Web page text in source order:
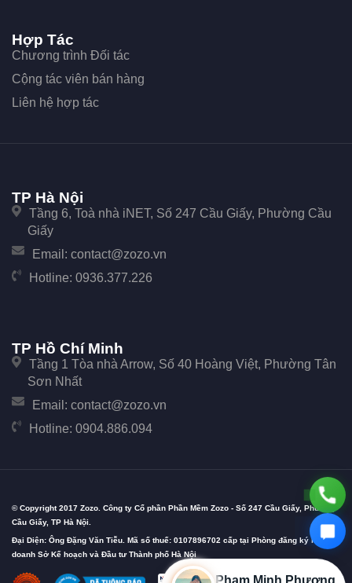
Hợp Tác
Chương trình Đối tác
Cộng tác viên bán hàng
Liên hệ hợp tác
TP Hà Nội
Tầng 6, Toà nhà iNET, Số 247 Cầu Giấy, Phường Cầu
Giấy
Email: contact@zozo.vn
Hotline: 0936.377.226
TP Hồ Chí Minh
Tầng 1 Tòa nhà Arrow, Số 40 Hoàng Việt, Phường Tân
Sơn Nhất
Email: contact@zozo.vn
Hotline: 0904.886.094
© Copyright 2017 Zozo. Công ty Cổ phần Phần Mềm Zozo - Số 247 Cầu Giấy, Phường
Cầu Giấy, TP Hà Nội.
Đại Diện: Ông Đặng Văn Tiễu. Mã số thuế: 0107896702 cấp tại Phòng đăng ký kinh
doanh Sở Kế hoạch và Đầu tư Thành phố Hà Nội
Phạm Minh Phương